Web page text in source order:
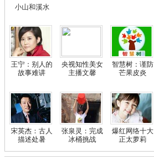
小山和溪水
王宁：别人的
故事难讲
央视知性美女
主播文馨
智慧树：谨防
芒果皮炎
宋英杰：古人
描述处暑
张泉灵：完成
冰桶挑战
爆红网络十大
正太萝莉